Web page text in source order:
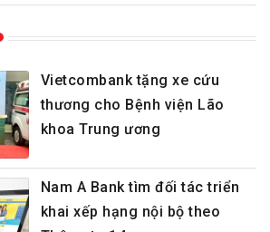
Vietcombank tặng xe cứu
thương cho Bệnh viện Lão
khoa Trung ương
Nam A Bank tìm đối tác triển
khai xếp hạng nội bộ theo